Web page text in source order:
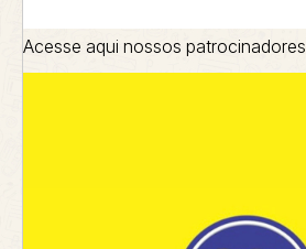
Acesse aqui nossos patrocinadores